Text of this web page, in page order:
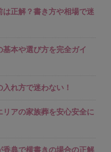
は正解？書き方や相場で迷
基本や選び方を完全ガイ
れ方で迷わない！
リアの家族葬を安心安全に
香典で横書きの場合の正解